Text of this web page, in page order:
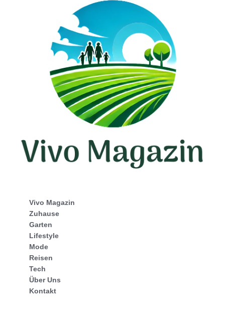
Vivo Magazin
Zuhause
Garten
Lifestyle
Mode
Reisen
Tech
Über Uns
Kontakt